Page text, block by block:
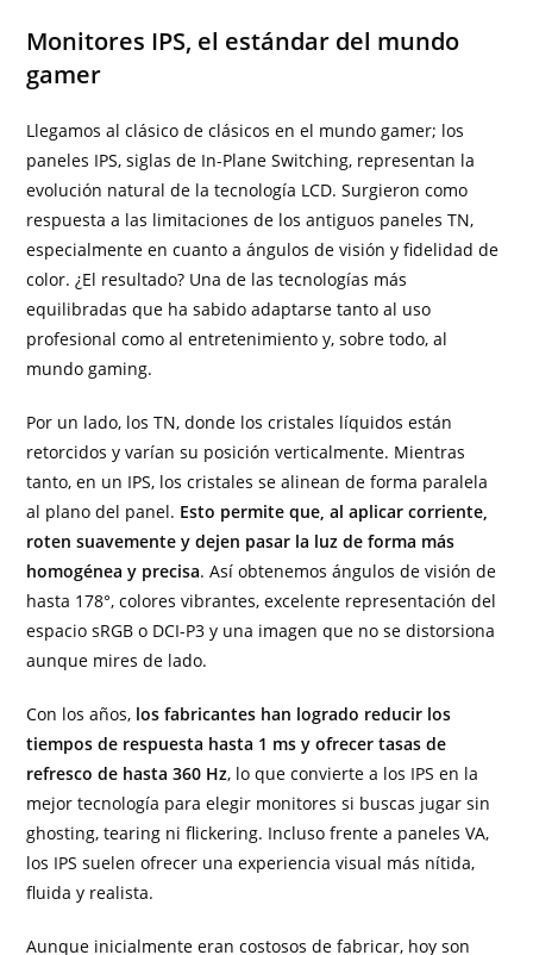
Monitores IPS, el estándar del mundo
gamer
Llegamos al clásico de clásicos en el mundo gamer; los
paneles IPS, siglas de In-Plane Switching, representan la
evolución natural de la tecnología LCD. Surgieron como
respuesta a las limitaciones de los antiguos paneles TN,
especialmente en cuanto a ángulos de visión y fidelidad de
color. ¿El resultado? Una de las tecnologías más
equilibradas que ha sabido adaptarse tanto al uso
profesional como al entretenimiento y, sobre todo, al
mundo gaming.
Por un lado, los TN, donde los cristales líquidos están
retorcidos y varían su posición verticalmente. Mientras
tanto, en un IPS, los cristales se alinean de forma paralela
al plano del panel. Esto permite que, al aplicar corriente,
roten suavemente y dejen pasar la luz de forma más
homogénea y precisa. Así obtenemos ángulos de visión de
hasta 178°, colores vibrantes, excelente representación del
espacio sRGB o DCI-P3 y una imagen que no se distorsiona
aunque mires de lado.
Con los años, los fabricantes han logrado reducir los
tiempos de respuesta hasta 1 ms y ofrecer tasas de
refresco de hasta 360 Hz, lo que convierte a los IPS en la
mejor tecnología para elegir monitores si buscas jugar sin
ghosting, tearing ni flickering. Incluso frente a paneles VA,
los IPS suelen ofrecer una experiencia visual más nítida,
fluida y realista.
Aunque inicialmente eran costosos de fabricar, hoy son